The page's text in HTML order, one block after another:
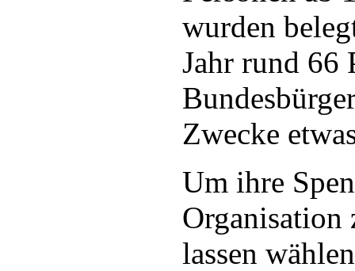
wurden
Jahr rund 66
Zwecke
Um ihre
Organisation
lassen